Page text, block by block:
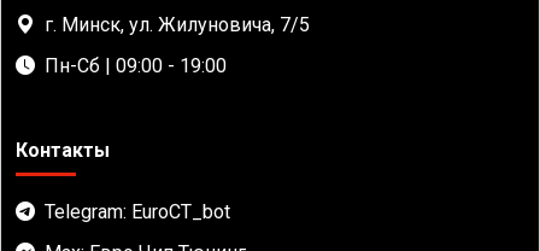
г. Минск, ул. Жилуновича, 7/5
Пн-Сб | 09:00 - 19:00
Контакты
Telegram: EuroCT_bot